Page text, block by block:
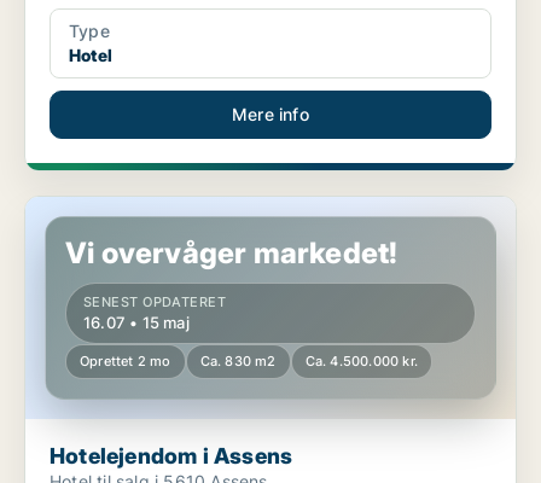
Type
Hotel
Mere info
Hotelejendom i Assens
Vi overvåger markedet!
SENEST OPDATERET
16.07 • 15 maj
Oprettet 2 mo Ca. 830 m2 Ca. 4.500.000 kr.
Hotelejendom i Assens